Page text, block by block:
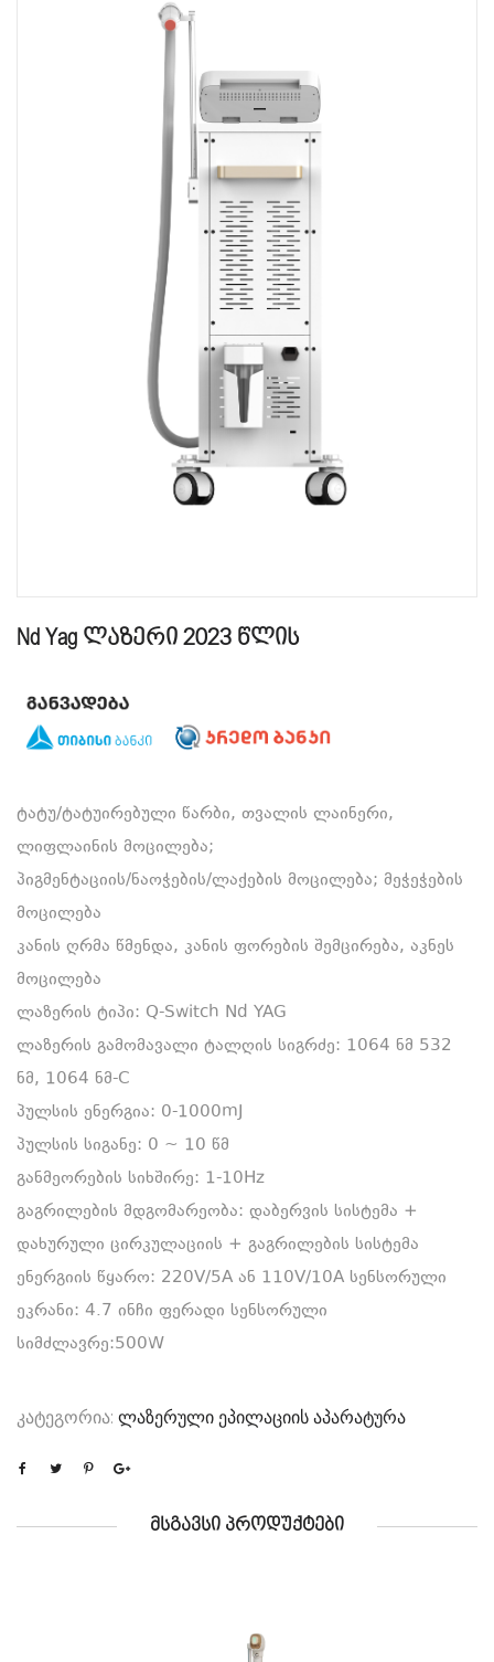
Nd Yag ლაზერი 2023 წლის
ტატუ/ტატუირებული წარბი, თვალის ლაინერი,
ლიფლაინის მოცილება;
პიგმენტაციის/ნაოჭების/ლაქების მოცილება; მეჭეჭების
მოცილება
კანის ღრმა წმენდა, კანის ფორების შემცირება, აკნეს
მოცილება
ლაზერის ტიპი: Q-Switch Nd YAG
ლაზერის გამომავალი ტალღის სიგრძე: 1064 ნმ 532
ნმ, 1064 ნმ-C
პულსის ენერგია: 0-1000mJ
პულსის სიგანე: 0 ~ 10 წმ
განმეორების სიხშირე: 1-10Hz
გაგრილების მდგომარეობა: დაბერვის სისტემა +
დახურული ცირკულაციის + გაგრილების სისტემა
ენერგიის წყარო: 220V/5A ან 110V/10A სენსორული
ეკრანი: 4.7 ინჩი ფერადი სენსორული
სიმძლავრე:500W
კატეგორია: ლაზერული ეპილაციის აპარატურა
ᲛᲡᲒᲐᲕᲡᲘ ᲞᲠᲝᲓᲣᲥᲢᲔᲑᲘ